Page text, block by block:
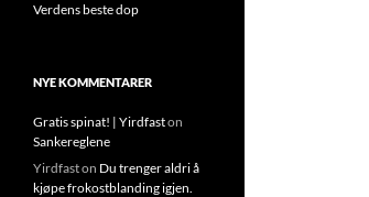
Verdens beste dop
NYE KOMMENTARER
Gratis spinat! | Yirdfaston
Sankereglene
Yirdfaston Du trenger aldri å
kjøpe frokostblanding igjen.